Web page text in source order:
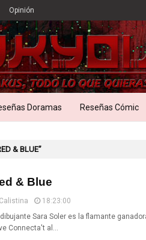
Opinión
Doramas Reseñas Cómic
& BLUE
& Blue
Calistina
18:23:00
dibujante Sara Soler es la flamante
Connecta't al…